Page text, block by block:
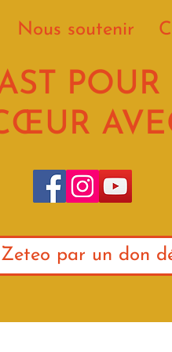
Nous soutenir
par un don